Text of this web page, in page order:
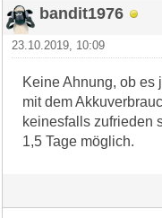
bandit1976
23.10.2019, 10:09
Keine Ahnung, ob es
mit dem
keinesfalls zufrieden
1,5 Tage möglich.